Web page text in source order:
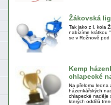
Žákovská
Tak jako z I. kola
nabízíme krátkou
se v Rožnově pod
Kemp
chlapecké
Na přelomu ledna
házenkářských
chlapecké naděje
kterých oddílů